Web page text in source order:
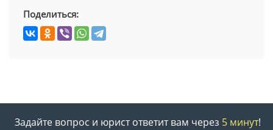
Поделиться:
Задайте вопрос и юрист ответит вам через 5 минут!